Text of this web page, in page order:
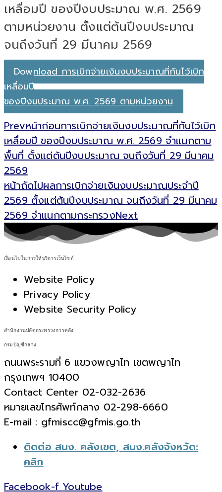
เหลื่อมปี ของปีงบประมาณ พ.ศ. 2569
ตามหน่วยงาน ตั้งแต่ต้นปีงบประมาณ
จนถึงวันที่ 29 มีนาคม 2569
Download การเบิกจ่ายเงินงบประมาณที่กันไว้เบิก
เหลื่อมปี
ของปีงบประมาณ พ.ศ. 2569 ตามหน่วยงาน
Prevหน้าก่อนการเบิกจ่ายเงินงบประมาณที่กันไว้เบิก
เหลื่อมปี ของปีงบประมาณ พ.ศ. 2569 จำแนกตาม
พื้นที่ ตั้งแต่ต้นปีงบประมาณ จนถึงวันที่ 29 มีนาคม
2569
หน้าถัดไปผลการเบิกจ่ายเงินงบประมาณประจำปี
2569 ตั้งแต่ต้นปีงบประมาณ จนถึงวันที่ 29 มีนาคม
2569 จำแนกตามกระทรวงNext
เงื่อนไขในการให้บริการเว็บไซต์
Website Policy
Privacy Policy
Website Security Policy
สำนักงานปลัดกระทรวงการคลัง
กรมบัญชีกลาง
ถนนพระรามที่ 6 แขวงพญาไท เขตพญาไท
กรุงเทพฯ 10400
Contact Center 02-032-2636
หมายเลขโทรศัพท์กลาง 02-298-6660
E-mail : gfmiscc@gfmis.go.th
ติดต่อ สนง. คลังเขต, สนง.คลังจังหวัด:
คลิก
Facebook-f Youtube